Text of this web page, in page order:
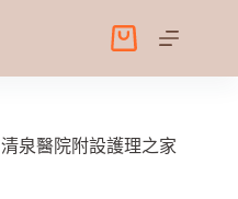
購
物
清泉醫院附設護理之家